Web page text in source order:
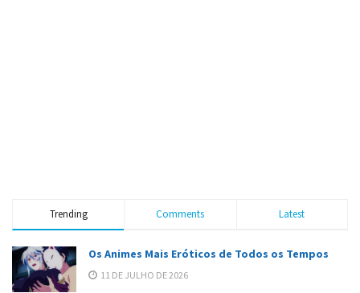
Trending Comments Latest
Os Animes Mais Eróticos de Todos os Tempos
11 DE JULHO DE 2026